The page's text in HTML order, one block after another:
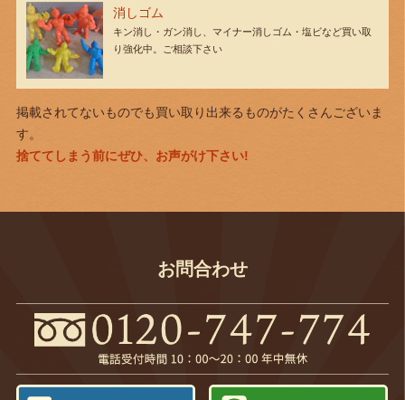
消しゴム
キン消し・ガン消し、マイナー消しゴム・塩ビなど買い取
り強化中。ご相談下さい
掲載されてないものでも買い取り出来るものがたくさんございま
す。
捨ててしまう前にぜひ、お声がけ下さい!
お問合わせ